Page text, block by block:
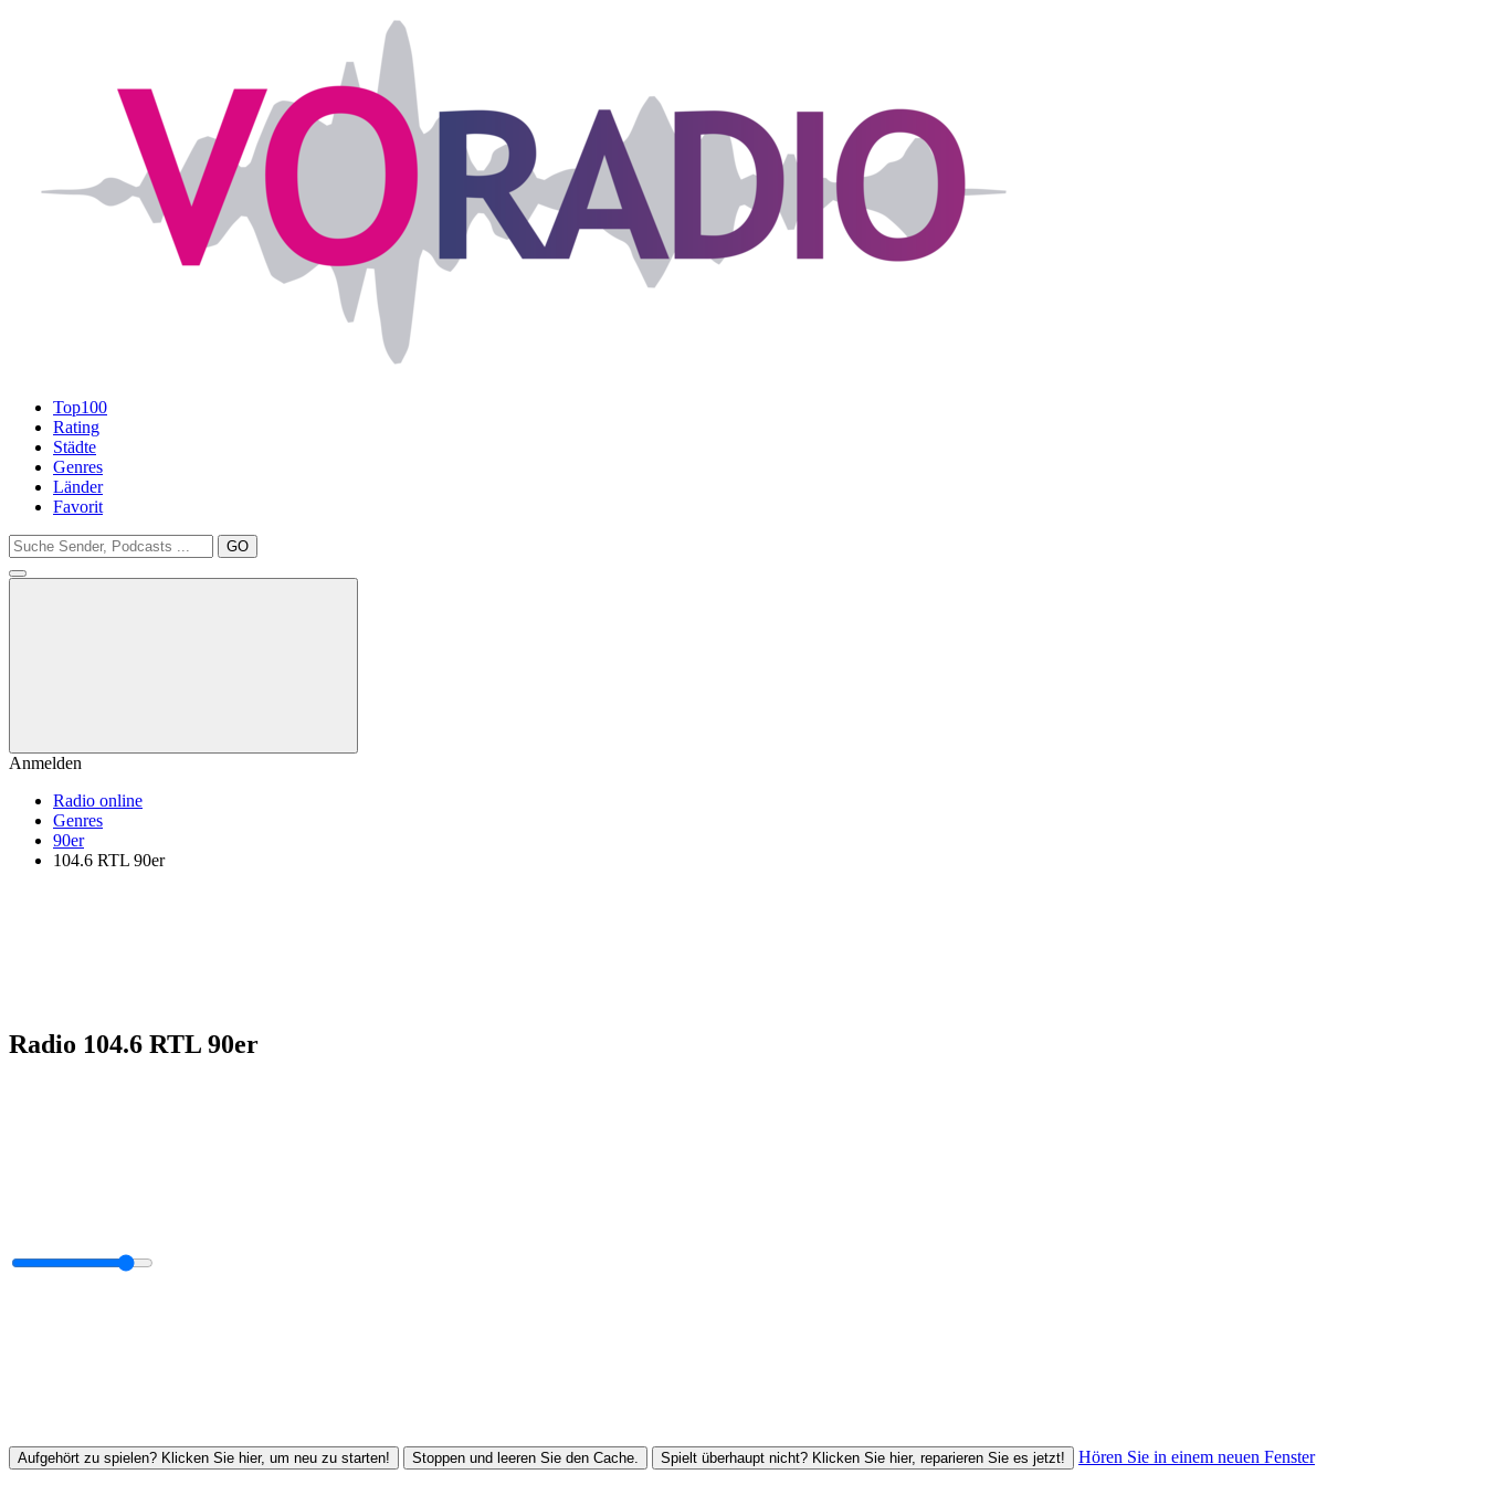
Top100
Rating
Städte
Genres
Länder
Favorit
GO
Anmelden
Radio online
Genres
90er
104.6 RTL 90er
Radio 104.6 RTL 90er
Aufgehört zu spielen? Klicken Sie hier, um neu zu starten! Stoppen und leeren Sie den Cache. Spielt überhaupt nicht? Klicken Sie hier, reparieren Sie es jetzt! Hören Sie in einem neuen Fenster